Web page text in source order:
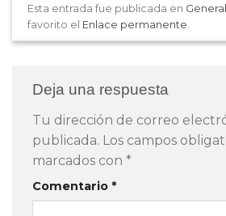
Esta entrada fue publicada en General
favorito el Enlace permanente.
Deja una respuesta
Tu dirección de correo
publicada. Los campos
marcados con *
Comentario *